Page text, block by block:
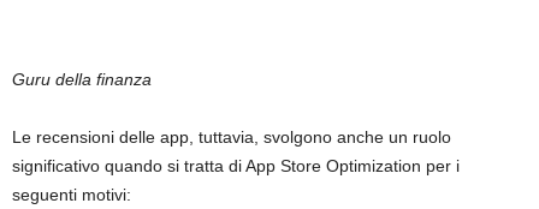
Guru della finanza
Le recensioni delle app, tuttavia, svolgono anche un ruolo
significativo quando si tratta di App Store Optimization per i
seguenti motivi: